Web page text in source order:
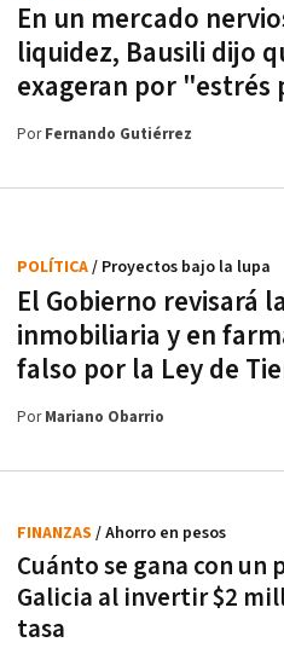
En un mercado
liquidez, Bausili dijo
exageran por
PorFernando Gutiérrez
El Gobierno revisará
inmobiliaria y en
falso por la Ley de
POLÍTICA/ Proyectos bajo la lupa
PorMariano Obarrio
Cuánto se gana con un
Galicia al invertir $2
tasa
FINANZAS / Ahorro en pesos